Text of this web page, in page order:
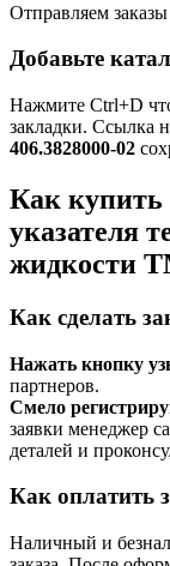
Отправляем
Добавьте
Нажмите Ctrl+D
закладки. Ссылка
406.3828000-02
Как купить
указателя
жидкости
Как сделать
Нажать кнопку
партнеров.
Смело
заявки менеджер
деталей и
Как оплатить
Наличный и